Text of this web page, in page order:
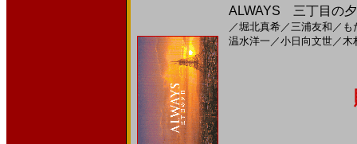
ALWAYS 三丁目の
／堀北真希／三浦友和 ／ も
温水洋一 ／小日向文世／木